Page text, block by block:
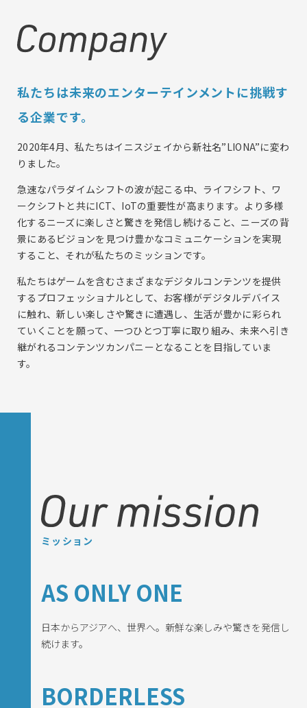
Services
GAME開発事業
EXGAME開発事業
Works
News
私たちは未来のエンターテインメントに挑戦す
る企業です。
2020年4月、私たちはイニスジェイから新社名”LIONA”に変わ
りました。
急速なパラダイムシフトの波が起こる中、ライフシフト、ワ
ークシフトと共にICT、IoTの重要性が高まります。 より多様
化するニーズに楽しさと驚きを発信し続けること、ニーズの背
景にあるビジョンを見つけ豊かなコミュニケーションを実現
すること、それが私たちのミッションです。
私たちはゲームを含むさまざまなデジタルコンテンツを提供
するプロフェッショナルとして、 お客様がデジタルデバイス
に触れ、新しい楽しさや驚きに遭遇し、生活が豊かに彩られ
ていくことを願って、 一つひとつ丁寧に取り組み、未来へ引き
継がれるコンテンツカンパニーとなることを目指していま
す。
ミッション
AS ONLY ONE
日本からアジアへ、世界へ。新鮮な楽しみや驚きを発信し
続けます。
BORDERLESS